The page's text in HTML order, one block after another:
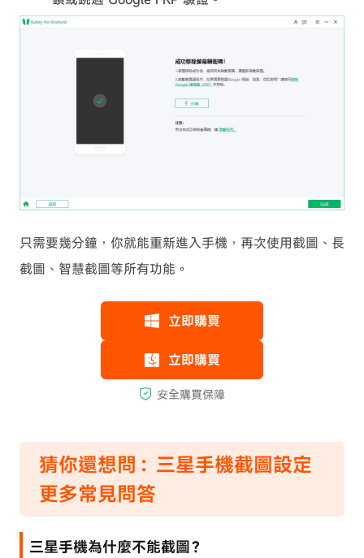
只需要幾分鐘，你就能重新進入手機，再次使用截圖、長
截圖、智慧截圖等所有功能。
猜你還想問：三星手機截圖設定
更多常見問答
三星手機為什麼不能截圖？